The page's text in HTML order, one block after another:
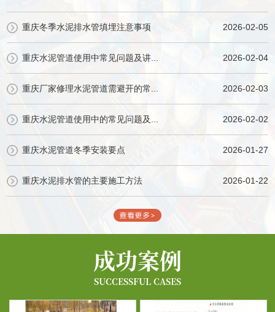
重庆冬季水泥排水管填埋注意事项 2026-02-05
重庆水泥管道使用中常见问题及讲... 2026-02-04
重庆厂家修理水泥管道需避开的常... 2026-02-03
重庆水泥管道使用中的常见问题及... 2026-02-02
重庆水泥管道冬季安装要点 2026-01-27
重庆水泥排水管的主要施工方法 2026-01-22
成功案例
SUCCESSFUL CASES